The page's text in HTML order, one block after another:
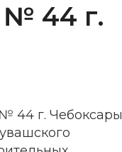
№ 44 г.
44 г. Чебоксары